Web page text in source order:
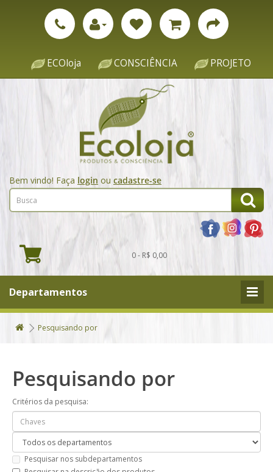
ECOloja CONSCIÊNCIA PROJETO
Bem vindo! Faça login ou cadastre-se
0 - R$ 0,00
Departamentos
Pesquisando por
Pesquisando por
Critérios da pesquisa:
Pesquisar nos subdepartamentos